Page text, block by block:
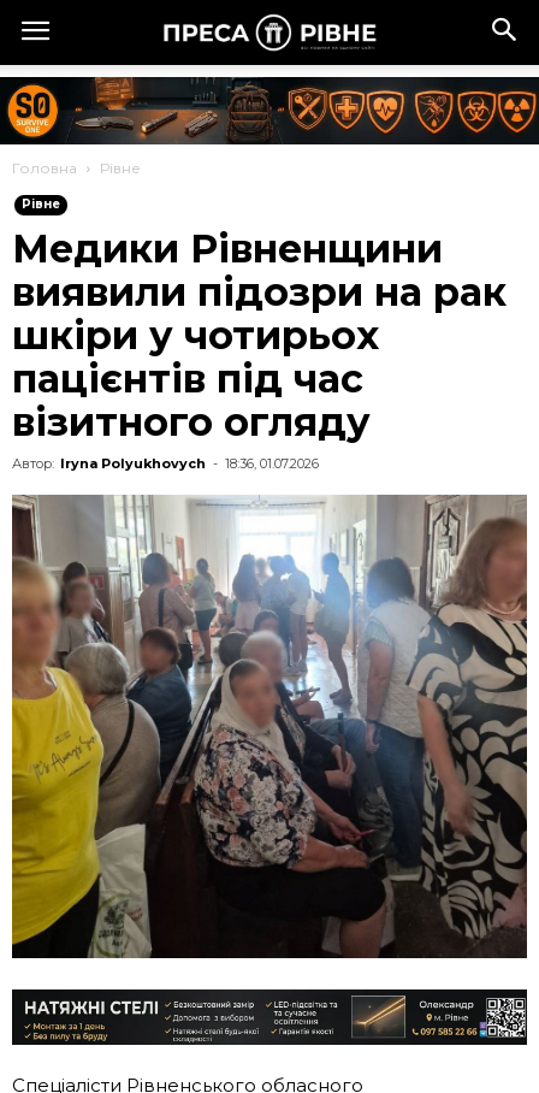
Головна Рівне
Рівне
Медики Рівненщини
виявили підозри на рак
шкіри у чотирьох
пацієнтів під час
візитного огляду
Автор: Iryna Polyukhovych - 18:36, 01.07.2026
Спеціалісти Рівненського обласного